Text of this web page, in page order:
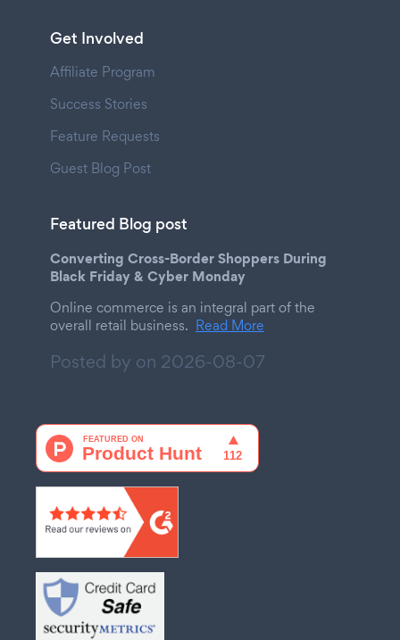
Get Involved
Affiliate Program
Success Stories
Feature Requests
Guest Blog Post
Featured Blog post
Converting Cross-Border Shoppers During
Black Friday & Cyber Monday
Online commerce is an integral part of the
overall retail business. Read More
Posted by on 2026-08-07